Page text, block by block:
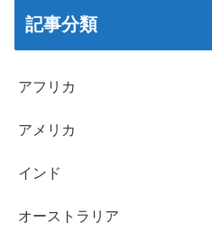
記事分類
アフリカ
アメリカ
インド
オーストラリア